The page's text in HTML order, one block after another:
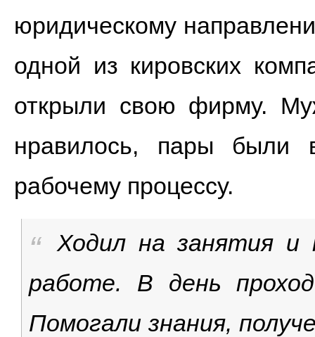
юридическому
одной из кировских
открыли свою фирму.
нравилось, пары
рабочему процессу.
Ходил на занятия и
работе. В день
Помогали знания,